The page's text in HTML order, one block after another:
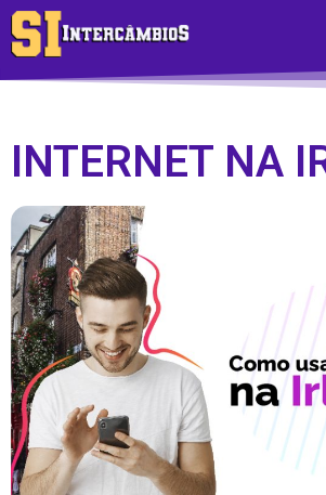
INTERNET NA